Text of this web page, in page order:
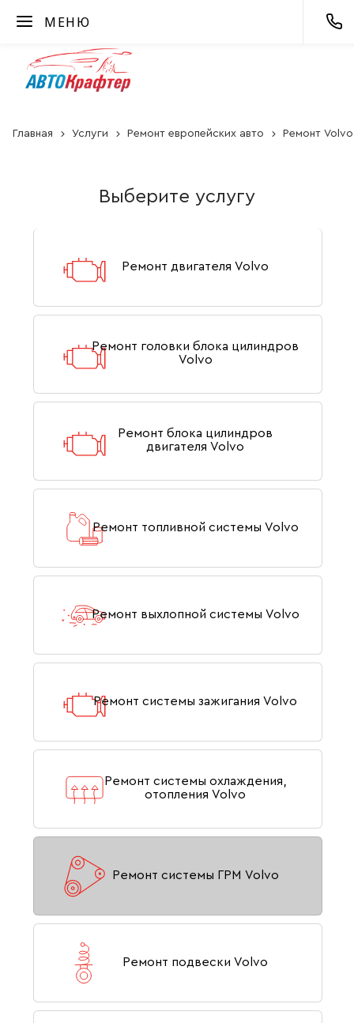
МЕНЮ
Главная Услуги Ремонт европейских авто Ремонт Volvo
Выберите услугу
Ремонт двигателя Volvo
Ремонт головки блока цилиндров
Volvo
Ремонт блока цилиндров
двигателя Volvo
Ремонт топливной системы Volvo
Ремонт выхлопной системы Volvo
Ремонт системы зажигания Volvo
Ремонт системы охлаждения,
отопления Volvo
Ремонт системы ГРМ Volvo
Ремонт подвески Volvo